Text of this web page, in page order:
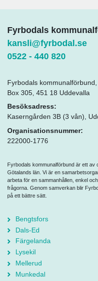
Fyrbodals
kansli@fyrbodal.se
0522 - 440 820
Fyrbodals kommunalförbund,
Box 305, 451 18 Uddevalla
Besöksadress:
Kaserngården 3B (3 vån),
Organisationsnummer:
222000-1776
Fyrbodals kommunalförbund är ett av
Götalands län. Vi är en
arbeta för en sammanhållen, enkel
frågorna. Genom samverkan blir
på ett bättre sätt.
Bengtsfors
Dals-Ed
Färgelanda
Lysekil
Mellerud
Munkedal